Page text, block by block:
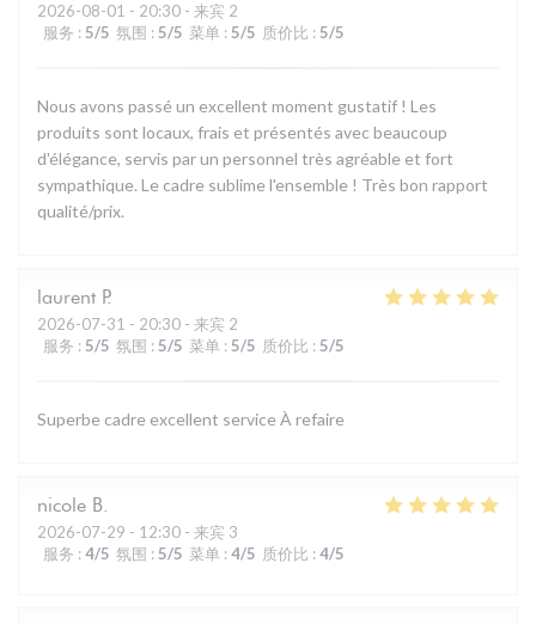
2026-08-01 - 20:30 - 来宾 2
服务 : 5/5 氛围 : 5/5 菜单 : 5/5 质价比 : 5/5
Nous avons passé un excellent moment gustatif ! Les
produits sont locaux, frais et présentés avec beaucoup
d'élégance, servis par un personnel très agréable et fort
sympathique. Le cadre sublime l'ensemble ! Très bon rapport
qualité/prix.
laurent P
2026-07-31 - 20:30 - 来宾 2
服务 : 5/5 氛围 : 5/5 菜单 : 5/5 质价比 : 5/5
Superbe cadre excellent service À refaire
nicole B
2026-07-29 - 12:30 - 来宾 3
服务 : 4/5 氛围 : 5/5 菜单 : 4/5 质价比 : 4/5